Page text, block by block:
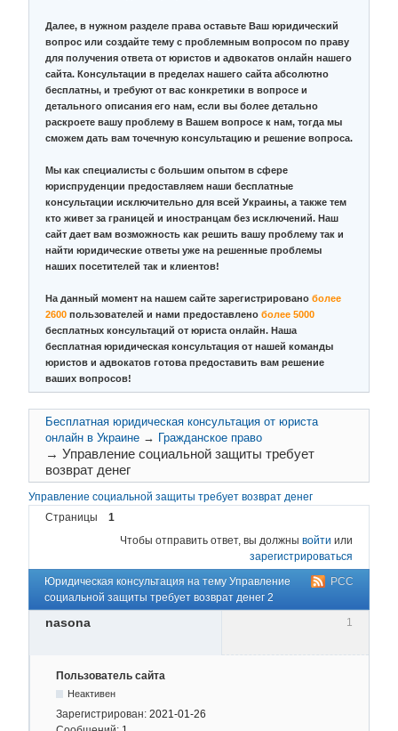
Далее, в нужном разделе права оставьте Ваш юридический
вопрос или создайте тему с проблемным вопросом по праву
для получения ответа от юристов и адвокатов онлайн нашего
сайта. Консультации в пределах нашего сайта абсолютно
бесплатны, и требуют от вас конкретики в вопросе и
детального описания его нам, если вы более детально
раскроете вашу проблему в Вашем вопросе к нам, тогда мы
сможем дать вам точечную консультацию и решение вопроса.
Мы как специалисты с большим опытом в сфере
юриспруденции предоставляем наши бесплатные
консультации исключительно для всей Украины, а также тем
кто живет за границей и иностранцам без исключений. Наш
сайт дает вам возможность как решить вашу проблему так и
найти юридические ответы уже на решенные проблемы
наших посетителей так и клиентов!
На данный момент на нашем сайте зарегистрировано более
2600 пользователей и нами предоставлено более 5000
бесплатных консультаций от юриста онлайн. Наша
бесплатная юридическая консультация от нашей команды
юристов и адвокатов готова предоставить вам решение
ваших вопросов!
Управление социальной защиты требует возврат денег
Страницы
1
Чтобы отправить ответ, вы должны войти или
зарегистрироваться
РСС
Юридическая консультация на тему Управление
социальной защиты требует возврат денег 2
1
nasona
Пользователь сайта
Неактивен
Зарегистрирован: 2021-01-26
Бесплатная юридическая консультация от юриста
онлайн в Украине → Гражданское право
→Управление социальной защиты требует
возврат денег